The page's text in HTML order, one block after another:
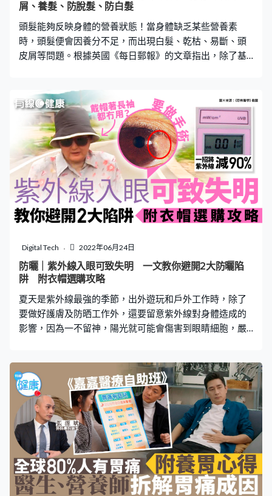
屑、養髮、防脫髮、防白髮
頭髮能夠反映身體的營養狀態！當身體缺乏某些營養素
時，頭髮便會因養分不足，而出現白髮、乾枯、易斷、頭
皮屑等問題。根據英國《每日郵報》的文章指出，除了基
都具備對頭髮健康有益的營養元素。齊來參考一下吧！
【1】蘋果 日本一間大學的研究報告指出，蘋果含原花青
素B2（procyanidin B2），是一種有助於毛髮上皮細胞生
長的化合物。而蘋果多酚中的原花青素，也被證實能改善
血液循環和抗氧化，間接對頭髮產生良好的影響。 而且，
蘋果含維他命C、蘋果酸、果膠等。維他命C是合成頭髮必
須的膠原蛋白；蘋果酸可防止頭髮乾燥；果膠則能保持秀
髮水分，抑制頭皮屑生長及止癢。 【2】奇異果 有「水果
之王」之稱的奇異果含有豐富營養素！當中的鋅、鎂和磷
根強化頭髮。 從醫學觀點來說，黑髮變成白髮或灰髮，都
是黑色素日益減少的結果。而奇異果含有充足的銅，有助
維持自然髮色及預防白髮。ALA酸 （α-次亞麻油酸）更可
肉中含有的氨基
Digital Tech 2022年06月24日
防曬｜紫外線入眼可致失明 一文教你避開2大防曬陷
阱 附衣帽選購攻略
夏天是紫外線最強的季節，出外遊玩和戶外工作時，除了
要做好護膚及防晒工作外，還要留意紫外線對身體造成的
影響，因為一不留神，陽光就可能會傷害到眼睛細胞，嚴
節目組對53歲的眼疾患者坂本恭子進行了研究。坂本小姐
是一名家庭主婦，32年前開始居住在海邊附近，經營家庭
菜園。在40歲開始，因為想預防色斑皺紋，所以將下田工
作時間設定為上午8至10時，即陽光比較弱的兩小時，而
且每次都會戴上帽和穿上長袖衫，至於恆常的健步運動就
設定為黃昏時段，並持續了六年。 「翼狀片」症狀 隨後，
坂本小姐的身體開始出現了第一個病症，就是雙眼充血現
象，然後很快又出現第二個病症，就是眼睛內虹膜邊緣出
現細小的白色組織，不過當時不以為意。 一年後，坂本小